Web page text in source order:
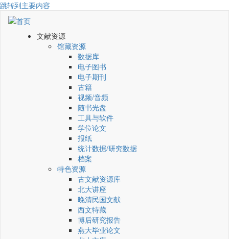
跳转到主要内容
文献资源
馆藏资源
数据库
电子图书
电子期刊
古籍
视频/音频
随书光盘
工具与软件
学位论文
报纸
统计数据/研究数据
档案
特色资源
古文献资源库
北大讲座
晚清民国文献
西文特藏
博后研究报告
燕大毕业论文